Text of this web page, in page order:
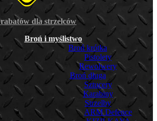
dla strzelców
Broń i myślistwo
Broń krótka
Pistolety
Rewolwery
Broń długa
Sztucery
Karabiny
Strzelby
ARM Defence